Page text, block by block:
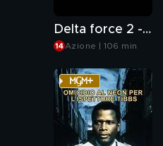
Delta force 2 - Colombia connection: il massacro
Azione | 106 min